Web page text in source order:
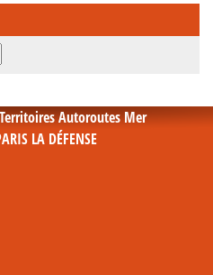
Autoroutes Mer
LA DÉFENSE